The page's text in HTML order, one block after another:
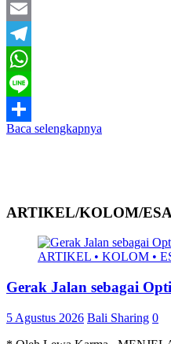
Twitter
Email
Telegram
WhatsApp
Line
Share
Baca selengkapnya
ARTIKEL/KOLOM/
ARTIKEL • KOLOM •
Gerak Jalan sebagai
5 Agustus 2026 Bali Sharing 0